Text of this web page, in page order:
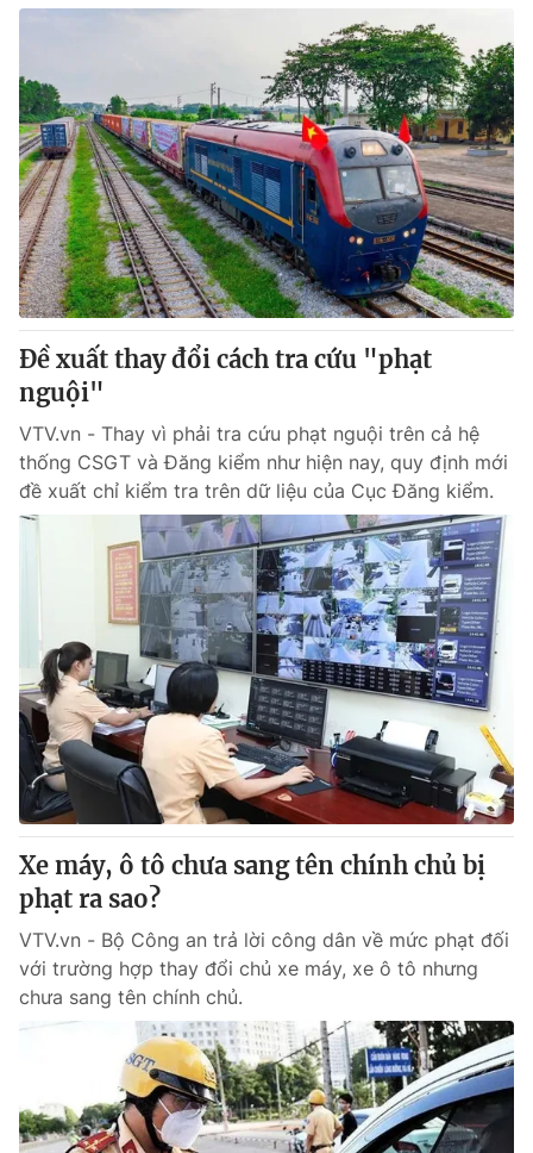
Shorts video
VTV Money VTV Thể thao
VTV Sức khoẻ Bất động sản
Thị trường 24h Tấm lòng Việt
VTV4 Vươn mình bằng AI
VTV9
Liên hệ tòa soạn English
THỜI BÁO VTV
Theo dõi báo trên
Cơ quan chủ quản:Đài Truyền hình Việt Nam
Cơ quan báo chí:
Thời báo VTV
Giấy phép hoạt động báo in và báo điện tử số 483/GP-BTTTT
cấp ngày 29/12/2023
Tổng Biên tập:Vũ Thanh Thủy
Phó Tổng Biên tập: Nguyễn Thị Mỹ Hạnh, Phạm Quốc Thắng,
Nguyễn Trọng Ninh
Tổng đài VTV:
024.38 355 931 - 024.38 355 932
Ðiện thoại Thời báo VTV:024.66 897 897
Email: toasoan@vtv.vn
Liên hệ quảng cáo:024-7300.7108
Đề xuất thay đổi cách tra cứu "phạt
nguội"
VTV.vn - Thay vì phải tra cứu phạt nguội trên cả hệ
thống CSGT và Đăng kiểm như hiện nay, quy định mới
đề xuất chỉ kiểm tra trên dữ liệu của Cục Đăng kiểm.
Xe máy, ô tô chưa sang tên chính chủ bị
phạt ra sao?
VTV.vn - Bộ Công an trả lời công dân về mức phạt đối
với trường hợp thay đổi chủ xe máy, xe ô tô nhưng
chưa sang tên chính chủ.